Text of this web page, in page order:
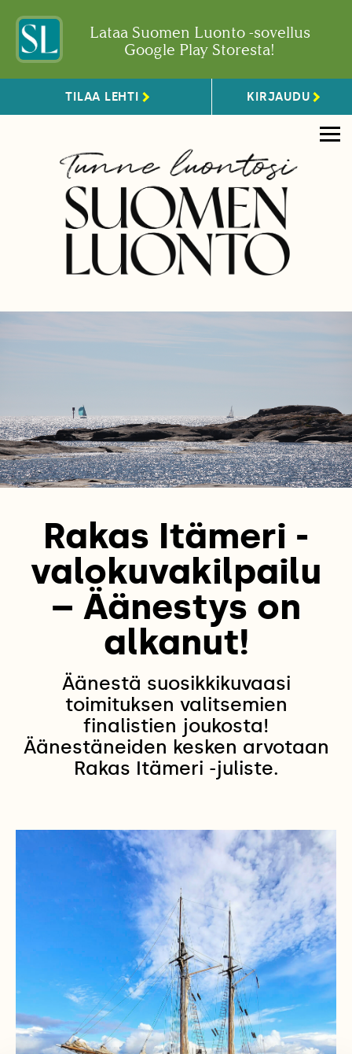
Lataa Suomen Luonto -sovellus
Google Play Storesta!
TILAA LEHTI KIRJAUDU
Rakas Itämeri -
valokuvakilpailu
– Äänestys on
alkanut!
Äänestä suosikkikuvaasi
toimituksen valitsemien
finalistien joukosta!
Äänestäneiden kesken arvotaan
Rakas Itämeri -juliste.